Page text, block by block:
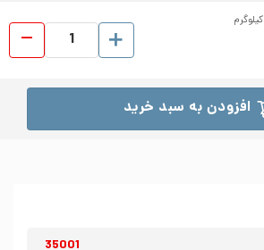
35001
کیلوگرم
افزودن به سبد خرید